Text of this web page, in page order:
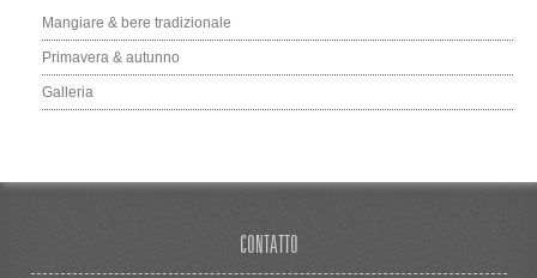
Mangiare & bere tradizionale
Primavera & autunno
Galleria
CONTATTO